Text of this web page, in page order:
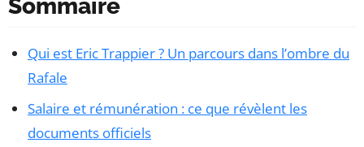
Sommaire
Qui est Eric Trappier ? Un parcours dans l’ombre du
Rafale
Salaire et rémunération : ce que révèlent les
documents officiels